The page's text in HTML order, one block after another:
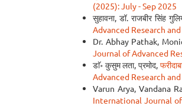
(2025): July - Sep 2025
सुहावना, डॉ. राजबीर सिंह
Advanced Research
Dr. Abhay Pathak,
Journal of Advanced
डाॅ॰ कुसुम लता, प्रमोद,
Advanced Research
Varun Arya, Vandana
International Journal